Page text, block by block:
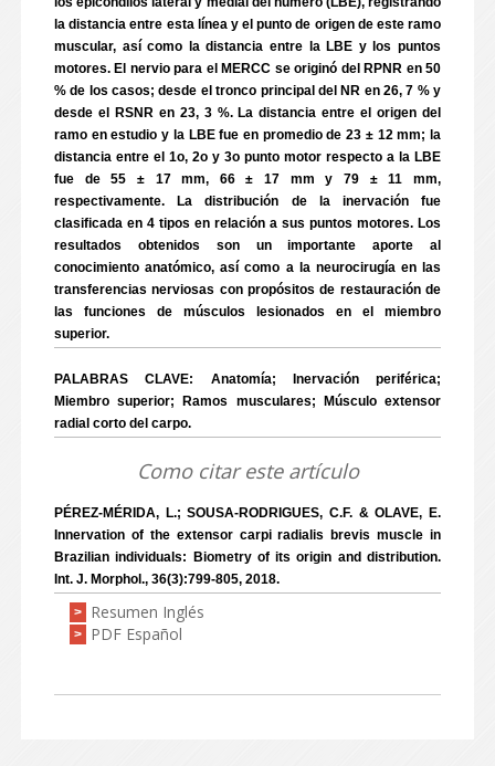
la distancia entre esta línea y el punto de origen de este ramo
muscular, así como la distancia entre la LBE y los puntos
motores. El nervio para el MERCC se originó del RPNR en 50
% de los casos; desde el tronco principal del NR en 26, 7 % y
desde el RSNR en 23, 3 %. La distancia entre el origen del
ramo en estudio y la LBE fue en promedio de 23 ± 12 mm; la
distancia entre el 1o, 2o y 3o punto motor respecto a la LBE
fue de 55 ± 17 mm, 66 ± 17 mm y 79 ± 11 mm,
respectivamente. La distribución de la inervación fue
clasificada en 4 tipos en relación a sus puntos motores. Los
resultados obtenidos son un importante aporte al
conocimiento anatómico, así como a la neurocirugía en las
transferencias nerviosas con propósitos de restauración de
las funciones de músculos lesionados en el miembro
superior.
PALABRAS CLAVE: Anatomía; Inervación periférica;
Miembro superior; Ramos musculares; Músculo extensor
radial corto del carpo.
Como citar este artículo
PÉREZ-MÉRIDA, L.; SOUSA-RODRIGUES, C.F. & OLAVE, E.
Innervation of the extensor carpi radialis brevis muscle in
Brazilian individuals: Biometry of its origin and distribution.
Int. J. Morphol., 36(3):799-805, 2018.
> Resumen Inglés
> PDF Español